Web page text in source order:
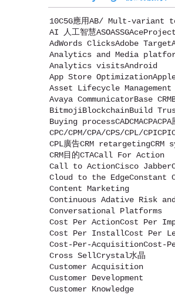
10C5G應用AB/ Mult-variant
AI 人工智慧ASOASSGAceProject
AdWords ClicksAdobe Target
Analytics and Media
Analytics visitsAndroid
App Store Optimization
Asset Lifecycle Management
Avaya CommunicatorBase CRM
BitmojiBlockchainBuild
Buying processCADCMACPACPA
CPC/CPM/CPA/CPS/CPL/CPICPI
CPL廣告CRM retargetingCRM
CRM目的CTACall For Action
Call to ActionCisco Jabber
Cloud to the EdgeConstant
Content Marketing
Continuous Adative Risk
Conversational Platforms
Cost Per ActionCost Per
Cost Per InstallCost Per
Cost-Per-AcquisitionCost-
Cross SellCrystal水晶
Customer Acquisition
Customer Development
Customer Knowledge